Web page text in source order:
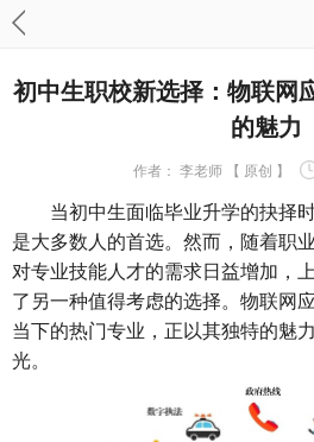
初中生职校新选择：物联网
的魅力
作者： 李老师 【 原创 】
当初中生面临毕业升学的抉择
是大多数人的首选。然而，随着职
对专业技能人才的需求日益增加，
了另一种值得考虑的选择。物联网
当下的热门专业，正以其独特的魅
光。